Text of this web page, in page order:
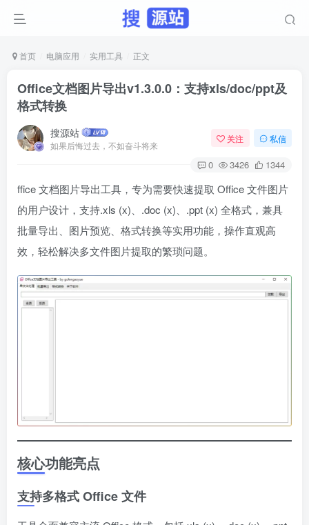
首页 电脑应用 实用工具 正文
Office文档图片导出v1.3.0.0：支持xls/doc/ppt及
格式转换
搜源站
如果后悔过去，不如奋斗将来
关注 私信
0 3426 1344
ffice 文档图片导出工具，专为需要快速提取 Office 文件图片
的用户设计，支持.xls (x)、.doc (x)、.ppt (x) 全格式，兼具
批量导出、图片预览、格式转换等实用功能，操作直观高
效，轻松解决多文件图片提取的繁琐问题。
核心功能亮点
支持多格式 Office 文件